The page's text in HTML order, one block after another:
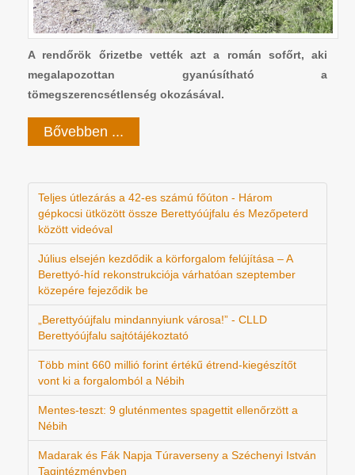
A rendőrök őrizetbe vették azt a román sofőrt, aki
megalapozottan gyanúsítható a
tömegszerencsétlenség okozásával.
Bővebben ...
Teljes útlezárás a 42-es számú főúton - Három
gépkocsi ütközött össze Berettyóújfalu és Mezőpeterd
között videóval
Július elsején kezdődik a körforgalom felújítása – A
Berettyó-híd rekonstrukciója várhatóan szeptember
közepére fejeződik be
„Berettyóújfalu mindannyiunk városa!” - CLLD
Berettyóújfalu sajtótájékoztató
Több mint 660 millió forint értékű étrend-kiegészítőt
vont ki a forgalomból a Nébih
Mentes-teszt: 9 gluténmentes spagettit ellenőrzött a
Nébih
Madarak és Fák Napja Túraverseny a Széchenyi István
Tagintézményben